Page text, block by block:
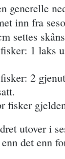
generelle
inn fra
settes
1 laks
2
fisker
utover i
det enn